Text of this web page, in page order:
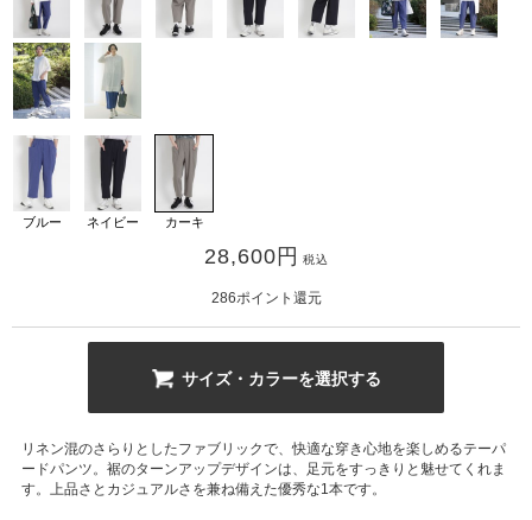
販サイト
ブルー ネイビー カーキ
28,600 円 税込
286ポイント還元
サイズ・カラーを選択する
リネン混のさらりとしたファブリックで、快適な穿き心地を楽しめるテーパ
ードパンツ。裾のターンアップデザインは、足元をすっきりと魅せてくれま
す。上品さとカジュアルさを兼ね備えた優秀な1本です。